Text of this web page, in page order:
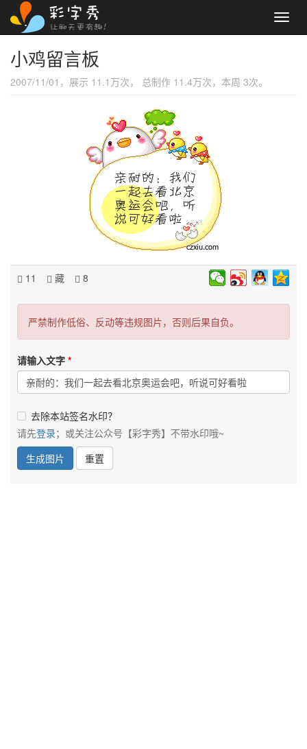
小鸡留言板
2007/11/01，展示 11.1万次， 总制作 11.4万次，本周 3次。
11 藏 8
严禁制作低俗、反动等违规图片，否则后果自负。
请输入文字
去除本站签名水印？
请先登录；或关注公众号【彩字秀】不带水印哦~
生成图片
重置